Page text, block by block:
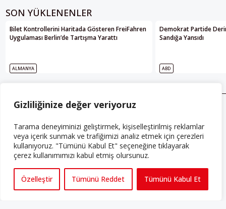
Gizliliğinize değer veriyoruz
Tarama deneyiminizi geliştirmek, kişiselleştirilmiş reklamlar
veya içerik sunmak ve trafiğimizi analiz etmek için çerezleri
kullanıyoruz. "Tümünü Kabul Et" seçeneğine tıklayarak
çerez kullanımımızı kabul etmiş olursunuz.
Özelleştir Tümünü Reddet Tümünü Kabul Et
SON YÜKLENENLER
Bilet Kontrollerini Haritada Gösteren FreiFahren
Uygulaması Berlin’de Tartışma Yarattı
ALMANYA
Demokrat Partide
Sandığa Yansıdı
ABD
Perspektif’in içeriklerinden haberdar
olmak için kayıt olun